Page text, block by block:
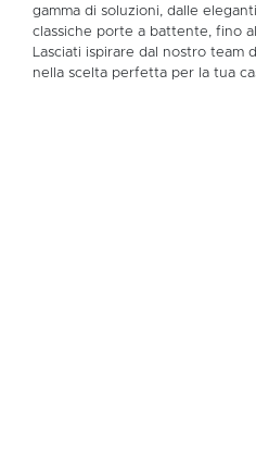
gamma di soluzioni, dalle
classiche porte a battente, fino
Lasciati ispirare dal nostro team
nella scelta perfetta per la tua